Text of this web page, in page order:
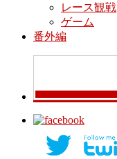
レース観戦
ゲーム
番外編